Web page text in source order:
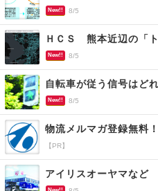
New!! 8/5
ＨＣＳ 熊本近辺の「
New!! 8/5
New!! 8/5
物流メルマガ登録無料！
【PR】
アイリスオーヤマなど
New!!